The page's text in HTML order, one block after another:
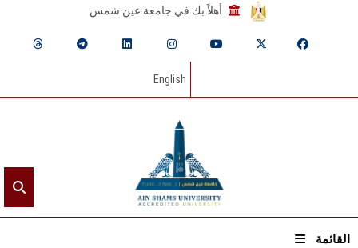
أهلاً بك في جامعة عين شمس
English
القائمة